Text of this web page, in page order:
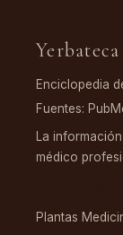
Yerbateca
Enciclopedia
Fuentes:
La
médico
Plantas